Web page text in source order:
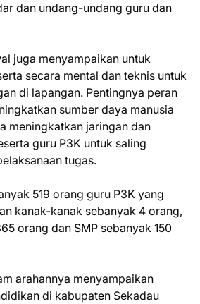
dan undang-undang guru dan
juga menyampaikan untuk
secara mental dan teknis untuk
di lapangan. Pentingnya peran
sumber daya manusia
meningkatkan jaringan dan
guru P3K untuk saling
tugas.
519 orang guru P3K yang
kanak-kanak sebanyak 4 orang,
orang dan SMP sebanyak 150
arahannya menyampaikan
di kabupaten Sekadau